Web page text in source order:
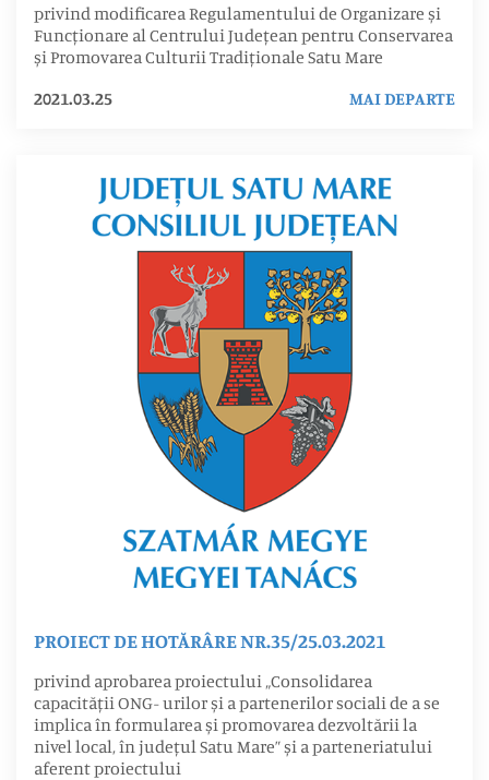
privind modificarea Regulamentului de Organizare și
Funcționare al Centrului Județean pentru Conservarea
și Promovarea Culturii Tradiționale Satu Mare
2021.03.25
MAI DEPARTE
PROIECT DE HOTĂRÂRE NR.35/25.03.2021
privind aprobarea proiectului „Consolidarea
capacității ONG- urilor și a partenerilor sociali de a se
implica în formularea și promovarea dezvoltării la
nivel local, în județul Satu Mare” și a parteneriatului
aferent proiectului